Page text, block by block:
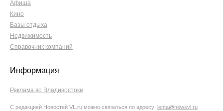
Афиша
Кино
Базы отдыха
Недвижимость
Справочник компаний
Информация
Реклама во Владивостоке
С редакцией Новостей VL.ru можно связаться по адресу: lenta@newsvl.ru